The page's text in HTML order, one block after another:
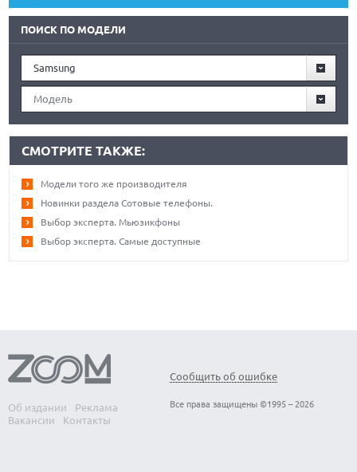
ПОИСК ПО МОДЕЛИ
Samsung
Модель
СМОТРИТЕ ТАКЖЕ:
Модели того же производителя
Новинки раздела Сотовые телефоны.
Выбор эксперта. Мьюзикфоны
Выбор эксперта. Самые доступные
Об издании
Реклама
Вакансии
Контакты
Сообщить об ошибке
Все права защищены ©1995 – 2026